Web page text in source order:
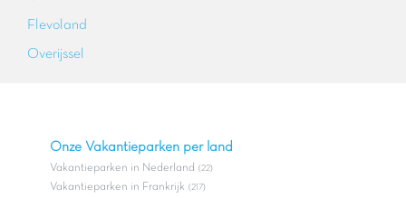
Flevoland
Overijssel
Onze Vakantieparken per land
Vakantieparken in Nederland (22)
Vakantieparken in Frankrijk (217)